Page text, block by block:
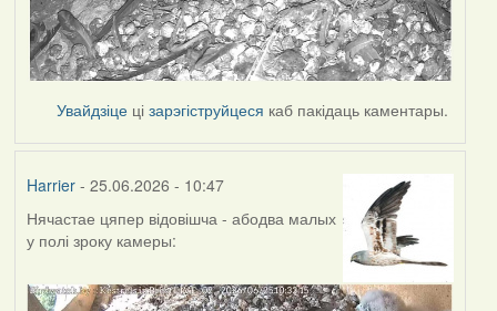
Увайдзіце цізарэгіструйцеся каб пакідаць каментары.
Harrier- 25.06.2026 - 10:47
Нячастае цяпер відовішча - абодва малых
у полі зроку камеры: